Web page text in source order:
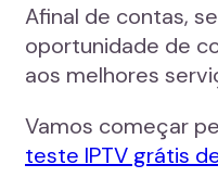
Afinal de contas,
oportunidade de
aos melhores
Vamos começar
teste IPTV grátis